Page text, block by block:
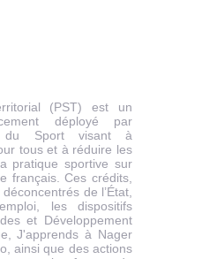
(PST) est un
déployé par
du Sport visant à
tous et à réduire les
pratique sportive sur
français. Ces crédits,
de l’État,
les dispositifs
et Développement
J'apprends à Nager
ainsi que des actions